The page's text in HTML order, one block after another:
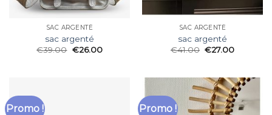
SAC ARGENTÉ
sac argenté
€39.00 €26.00
SAC ARGENTÉ
sac argenté
€41.00 €27.00
Promo ! Promo !